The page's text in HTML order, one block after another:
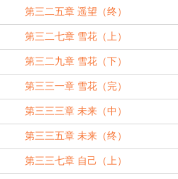
第三二五章 遥望（终）
第三二七章 雪花（上）
第三二九章 雪花（下）
第三三一章 雪花（完）
第三三三章 未来（中）
第三三五章 未来（终）
第三三七章 自己（上）